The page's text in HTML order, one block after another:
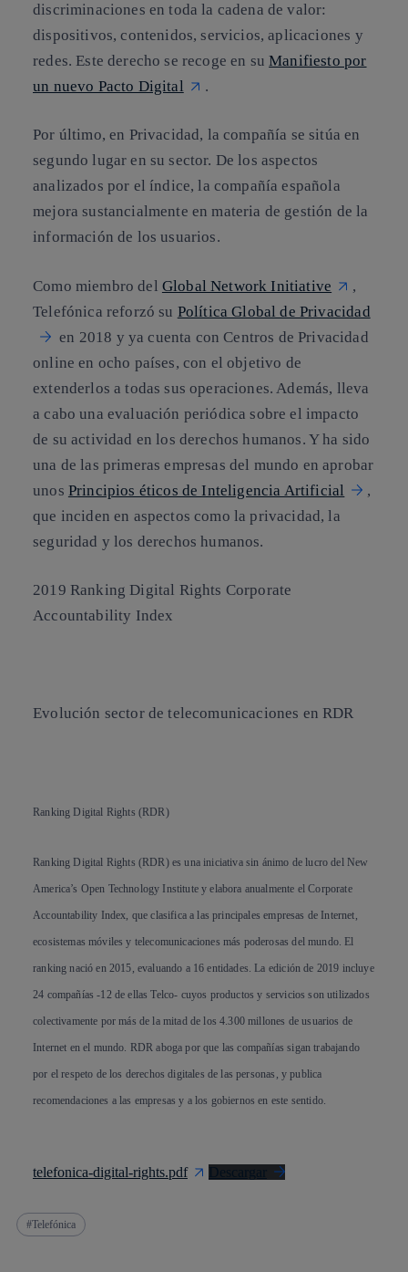
discriminaciones en toda la cadena de valor:
dispositivos, contenidos, servicios, aplicaciones y
redes. Este derecho se recoge en suManifiesto por
un nuevo Pacto Digital
.
Por último, en Privacidad, la compañía se sitúa en
segundo lugar en su sector. De los aspectos
analizados por el índice, la compañía española
mejora sustancialmente en materia de gestión de la
información de los usuarios.
Como miembro del Global Network Initiative
,
Telefónica reforzó su Política Global de Privacidad
en 2018 y ya cuenta con Centros de Privacidad
online en ocho países, con el objetivo de
extenderlos a todas sus operaciones. Además, lleva
a cabo una evaluación periódica sobre el impacto
de su actividad en los derechos humanos. Y ha sido
una de las primeras empresas del mundo en aprobar
unos Principios éticos de Inteligencia Artificial
,
que inciden en aspectos como la privacidad, la
seguridad y los derechos humanos.
2019 Ranking Digital Rights Corporate
Accountability Index
Evolución sector de telecomunicaciones en RDR
Ranking Digital Rights (RDR)
Ranking Digital Rights (RDR) es una iniciativa sin ánimo de lucro del New
America’s Open Technology Institute y elabora anualmente el Corporate
Accountability Index, que clasifica a las principales empresas de Internet,
ecosistemas móviles y telecomunicaciones más poderosas del mundo. El
ranking nació en 2015, evaluando a 16 entidades. La edición de 2019 incluye
24 compañías -12 de ellas Telco- cuyos productos y servicios son utilizados
colectivamente por más de la mitad de los 4.300 millones de usuarios de
Internet en el mundo. RDR aboga por que las compañías sigan trabajando
por el respeto de los derechos digitales de las personas, y publica
recomendaciones a las empresas y a los gobiernos en este sentido.
telefonica-digital-rights.pdf Descargar
Telefónica